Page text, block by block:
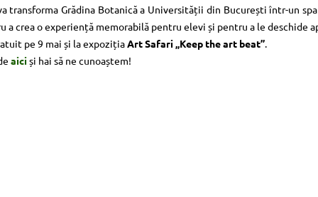
transforma Grădina Botanică a Universității din București într-un
crea o experiență memorabilă pentru elevi și pentru a le deschide
pe 9 mai și la expoziția Art Safari „Keep the art beat”
aiciși hai să ne cunoaștem!